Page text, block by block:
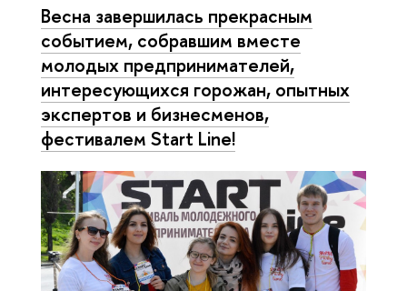
Весна завершилась прекрасным
событием, собравшим вместе
молодых предпринимателей,
интересующихся горожан, опытных
экспертов и бизнесменов,
фестивалем Start Line!